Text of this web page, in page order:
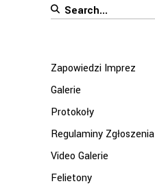
Search
Zapowiedzi Imprez
Galerie
Protokoły
Regulaminy Zgłoszenia
Video Galerie
Felietony